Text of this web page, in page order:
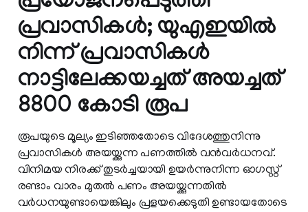
പ്രവാസികള്‍; യുഎഇയില്‍
നിന്ന് പ്രവാസികള്‍
നാട്ടിലേക്കയച്ചത് അയച്ചത്
8800 കോടി രൂപ
രൂപയുടെ മൂല്യം ഇടിഞ്ഞതോടെ വിദേശത്തുനിന്നു
പ്രവാസികള്‍ അയയ്ക്കുന്ന പണത്തില്‍ വന്‍വര്‍ധനവ്‌.
വിനിമയ നിരക്ക് തുടര്‍ച്ചയായി ഉയര്‍ന്നുനിന്ന ഓഗസ്റ്റ്
രണ്ടാം വാരം മുതല്‍ പണം അയയ്ക്കുന്നതില്‍
വര്‍ധനയുണ്ടായെങ്കിലും പ്രളയക്കെടുതി ഉണ്ടായതോടെ